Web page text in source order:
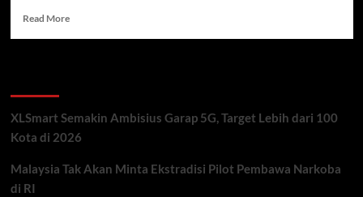
Read MoreRead
AS,
Ketegangan
Selat
XLSmart Semakin Ambisius Garap 5G, Target Lebih dari 100
Kota di 2026
Malaysia Tak Akan Minta Ekstradisi Pilot Pembawa Narkoba
di RI